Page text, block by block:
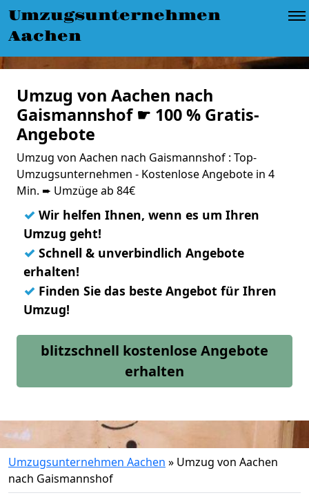
Umzugsunternehmen
Aachen
Umzug von Aachen nach
Gaismannshof ☛ 100 % Gratis-
Angebote
Umzug von Aachen nach Gaismannshof : Top-
Umzugsunternehmen - Kostenlose Angebote in 4
Min. ➨ Umzüge ab 84€
✓ Wir helfen Ihnen, wenn es um Ihren
Umzug geht!
✓ Schnell & unverbindlich Angebote
erhalten!
✓ Finden Sie das beste Angebot für Ihren
Umzug!
blitzschnell kostenlose Angebote
erhalten
Umzugsunternehmen Aachen » Umzug von Aachen
nach Gaismannshof